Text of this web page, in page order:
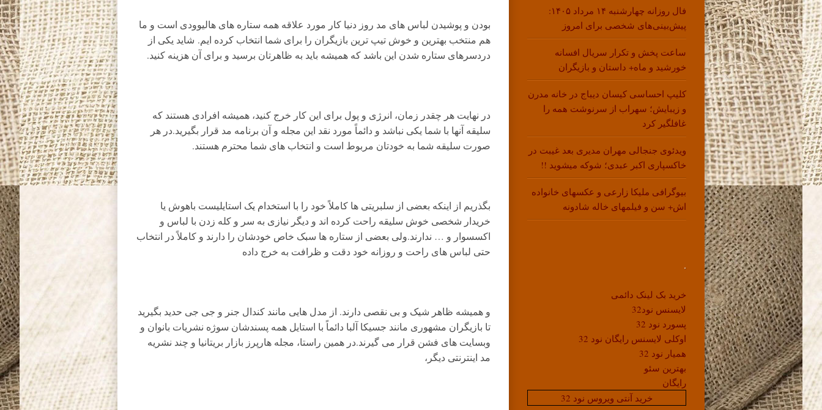
بودن و پوشیدن لباس های مد روز دنیا کار مورد علاقه همه ستاره های هالیوودی است و ما
هم منتخب بهترین و خوش تیپ ترین بازیگران را برای شما انتخاب کرده ایم. شاید یکی از
دردسرهای ستاره شدن این باشد که همیشه باید به ظاهرتان برسید و برای آن هزینه کنید.
در نهایت هر چقدر زمان، انرژی و پول برای این کار خرج کنید، همیشه افرادی هستند که
سلیقه آنها با شما یکی نباشد و دائماً مورد نقد این مجله و آن برنامه مد قرار بگیرید.در هر
صورت سلیقه شما به خودتان مربوط است و انتخاب های شما محترم هستند.
بگذریم از اینکه بعضی از سلبریتی ها کاملاً خود را با استخدام یک استایلیست باهوش یا
خریدار شخصی خوش سلیقه راحت کرده اند و دیگر نیازی به سر و کله زدن با لباس و
اکسسوار و … ندارند.ولی بعضی از ستاره ها سبک خاص خودشان را دارند و کاملاً در انتخاب
حتی لباس های راحت و روزانه خود دقت و ظرافت به خرج داده
و همیشه ظاهر شیک و بی نقصی دارند. از مدل هایی مانند کندال جنر و جی جی حدید بگیرید
تا بازیگران مشهوری مانند جسیکا آلبا دائماً با استایل همه پسندشان سوژه نشریات بانوان و
وبسایت های فشن قرار می گیرند.در همین راستا، مجله هارپرز بازار بریتانیا و چند نشریه
مد اینترنتی دیگر،
فال روزانه چهارشنبه ۱۴ مرداد ۱۴۰۵:
پیش‌بینی‌های شخصی برای امروز
ساعت پخش و تکرار سریال افسانه
خورشید و ماه+ داستان و بازیگران
کلیپ احساسی کیسان دیباج در خانه مدرن
و زیبایش؛ سهراب از سرنوشت همه را
غافلگیر کرد
ویدئوی جنجالی مهران مدیری بعد غیبت در
خاکسپاری اکبر عبدی؛ شوکه میشوید !!
بیوگرافی ملیکا زارعی و عکسهای خانواده
اش+ سن و فیلمهای خاله شادونه
.
خرید بک لینک دائمی
لایسنس نود32
پسورد نود 32
اوکلی لایسنس رایگان نود 32
همیار نود 32
بهترین سئو
رایگان
خرید آنتی ویروس نود 32